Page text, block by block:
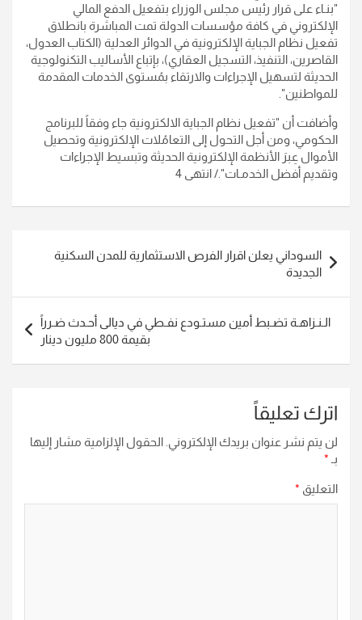
"بنـاء على قرار رئيس مجلس الوزراء بتفعيل الدفع المالي
الإلكتروني في كافة مؤسسات الدولة تمت المباشرة بانطلاق
تفعيل نظام الجباية الإلكترونية في الدوائر العدلية (الكتاب العدول،
القاصرين، التنفيذ، التسجيل العقاري)، بإتباع الأساليب التكنولوجية
الحديثة لتسهيل الإجراءات والارتقاء بمُستوى الخدمات المقدمة
للمواطنين".
وأضافت أن "تفعيل نظام الجباية الالكترونية جاء وفقاً للبرنامج
الحكومي، ومن أجل التحول إلى التعامُلات الإلكترونية وتحصيل
الأموال عِبرَ الأنظمة الإلكترونية الحديثة وتبسيط الإجراءات
وتقديم أفضل الخدمـات"./ انتهى 4
المقالات
السوداني يعلن اقرار الفرص الاستثمارية للمدن السكنية
الجديدة
الـنـزاهـة تضـبط أمين مستـودع نفـطي في ديالى أحـدث ضـرراً
بقيمة 800 مليون دينار
اترك تعليقاً
لن يتم نشر عنوان بريدك الإلكتروني. الحقول الإلزامية مشار إليها
بـ *
التعليق *